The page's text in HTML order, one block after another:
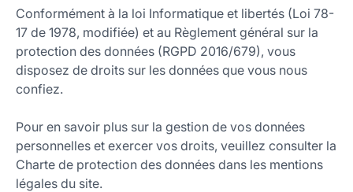
Conformément à la loi Informatique et libertés (Loi 78-
17 de 1978, modifiée) et au Règlement général sur la
protection des données (RGPD 2016/679), vous
disposez de droits sur les données que vous nous
confiez.
Pour en savoir plus sur la gestion de vos données
personnelles et exercer vos droits, veuillez consulter la
Charte de protection des données dans les mentions
légales du site.